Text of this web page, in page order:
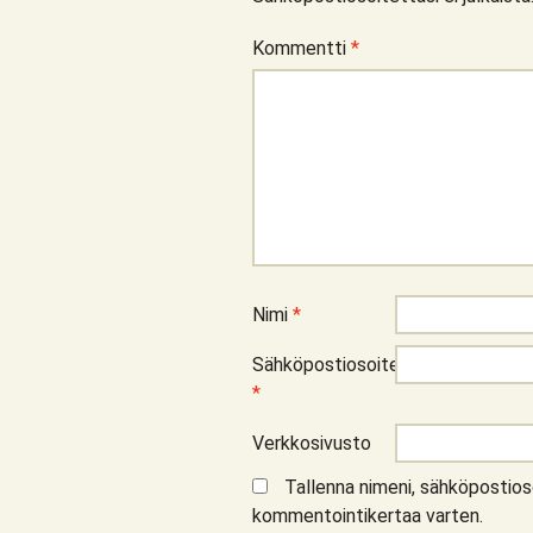
Kommentti *
Nimi *
Sähköpostiosoite
*
Verkkosivusto
Tallenna nimeni,
kommentointikertaa varten.